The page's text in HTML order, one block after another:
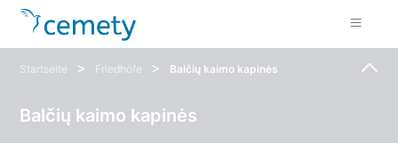
Startseite > Friedhöfe > Balčių kaimo kapinės
Balčių kaimo kapinės